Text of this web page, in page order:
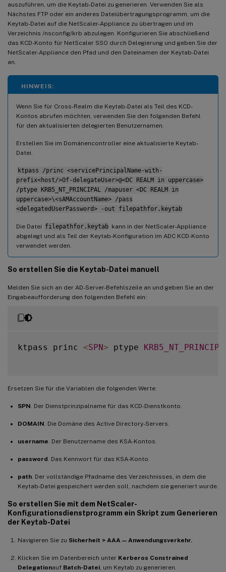
auszuführen, um die Keytab-Datei zu generieren. Verwenden Sie als
Nächstes FTP oder ein anderes Dateiübertragungsprogramm, um die
Keytab-Datei auf die NetScaler-Appliance zu übertragen und im
Verzeichnis /nsconfig/krb abzulegen. Konfigurieren Sie abschließend
das KCD-Konto für NetScaler SSO durch Delegierung und geben Sie der
NetScaler-Appliance den Pfad und den Dateinamen der Keytab-Datei
an.
HINWEIS:
Wenn Sie für Cross-Realm die Keytab-Datei als Teil des KCD-
Kontos abrufen möchten, verwenden Sie den folgenden Befehl
für den aktualisierten delegierten Benutzernamen.
Erstellen Sie im Domänencontroller eine aktualisierte Keytab-
Datei.
ktpass /princ <servicePrincipalName-with-
prefix<host/>Of-delegateUser>@<DC REALM in uppercase>
/ptype KRB5_NT_PRINCIPAL /mapuser <DC REALM in
uppercase>\<sAMAccountName> /pass
<delegatedUserPassword> -out filepathfor.keytab
Die Datei filepathfor.keytab kann in der NetScaler-Appliance
abgelegt und als Teil der Keytab-Konfiguration im ADC KCD-Konto
verwendet werden.
So erstellen Sie die Keytab-Datei manuell
Melden Sie sich an der AD-Server-Befehlszeile an und geben Sie an der
Eingabeaufforderung den folgenden Befehl ein:
ktpass princ <SPN> ptype
Ersetzen Sie für die Variablen die folgenden Werte:
SPN . Der Dienstprinzipalname für das KCD-Dienstkonto.
DOMAIN . Die Domäne des Active Directory-Servers.
username . Der Benutzername des KSA-Kontos.
password . Das Kennwort für das KSA-Konto.
path . Der vollständige Pfadname des Verzeichnisses, in dem die
Keytab-Datei gespeichert werden soll, nachdem sie generiert wurde.
So erstellen Sie mit dem NetScaler-
Konfigurationsdienstprogramm ein Skript zum Generieren
der Keytab-Datei
Navigieren Sie zu Sicherheit > AAA — Anwendungsverkehr.
Klicken Sie im Datenbereich unter Kerberos Constrained
Delegationauf Batch-Datei , um Keytab zu generieren.